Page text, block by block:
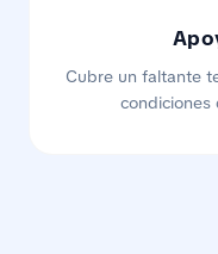
Cubre un faltante
condiciones